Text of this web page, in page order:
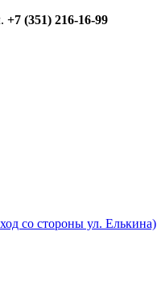
+7 (351) 216-16-99
со стороны ул. Елькина)